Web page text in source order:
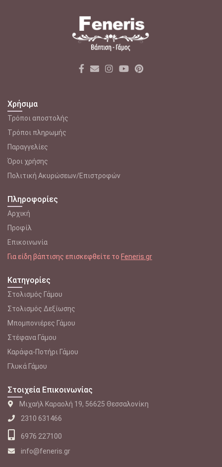
Χρήσιμα
Τρόποι αποστολής
Tρόποι πληρωμής
Παραγγελίες
Όροι χρήσης
Πολιτική Ακυρώσεων/Επιστροφών
Πληροφορίες
Αρχική
Προφίλ
Επικοινωνία
Για είδη βάπτισης επισκεφθείτε το Feneris.gr
Κατηγορίες
Στολισμός Γάμου
Στολισμός Δεξίωσης
Μπομπονιέρες Γάμου
Στέφανα Γάμου
Καράφα-Ποτήρι Γάμου
Γλυκά Γάμου
Στοιχεία Επικοινωνίας
Μιχαήλ Καραολή 19, 56625 Θεσσαλονίκη
2310 631466
6976 227100
info@feneris.gr